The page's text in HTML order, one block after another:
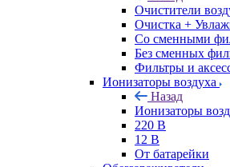
Очистители
Очистка +
Cо сменными
Без сменных
Фильтры и
Ионизаторы воздуха
Назад
Ионизаторы
220 В
12 В
От батарейки